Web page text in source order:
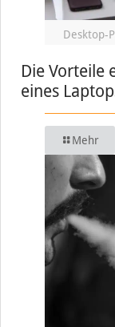
Desktop-
Die Vorteile
eines
Mehr